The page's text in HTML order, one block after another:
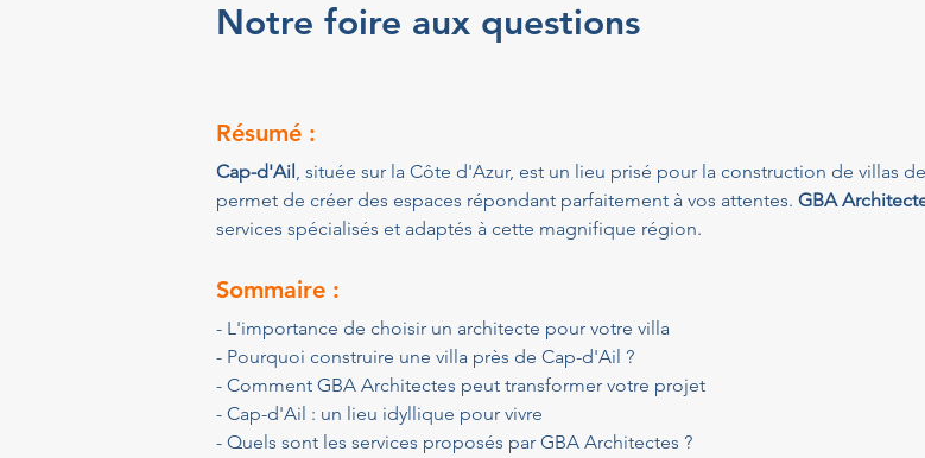
Notre foire aux questions
Résumé :
Cap-d'Ail, située sur la Côte d'Azur, est un lieu prisé pour la construction de villas
permet de créer des espaces répondant parfaitement à vos attentes. GBA
services spécialisés et adaptés à cette magnifique région.
Sommaire :
- L'importance de choisir un architecte pour votre villa
- Pourquoi construire une villa près de Cap-d'Ail ?
- Comment GBA Architectes peut transformer votre projet
- Cap-d'Ail : un lieu idyllique pour vivre
- Quels sont les services proposés par GBA Architectes ?